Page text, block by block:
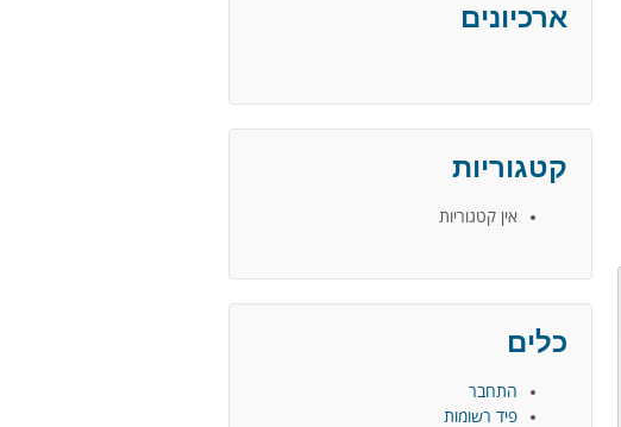
ארכיונים
קטגוריות
אין קטגוריות
כלים
התחבר
פיד רשומות